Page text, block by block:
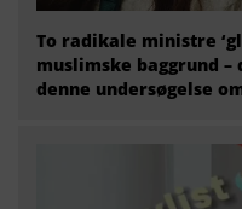
To radikale ministre
muslimske baggrund
denne undersøgelse